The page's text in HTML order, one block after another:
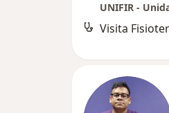
UNIFIR -
Visita